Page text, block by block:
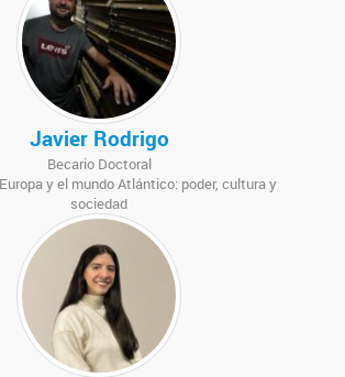
Javier Rodrigo
Becario Doctoral
y el mundo Atlántico: poder, cultura y
sociedad